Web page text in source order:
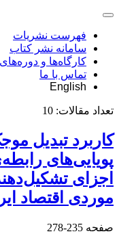
فهرست نشریات
سامانه نشر کتاب
کارگاه‌ها و
تماس با ما
English
تعداد مقالات: 10
کاربرد تبدیل
پویایی‌های
اجزای
موردی اقتصاد
صفحه 235-278